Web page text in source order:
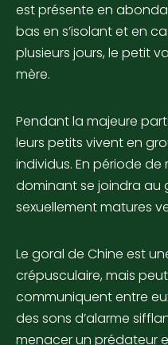
est présente en
bas en s’isolant et en
plusieurs jours, le petit
mère.
Pendant la majeure
leurs petits vivent en
individus. En période
dominant se joindra au
sexuellement matures
Le goral de Chine est
crépusculaire, mais
communiquent entre
des sons d’alarme
menacer un prédateur